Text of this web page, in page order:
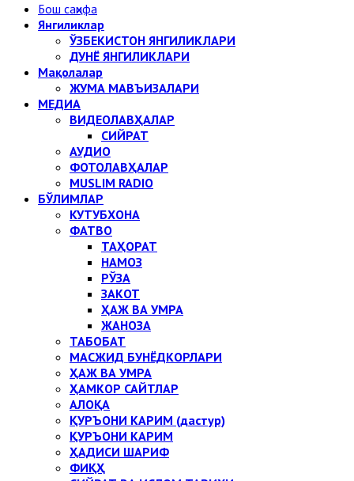
Бош саҳифа
Янгиликлар
ЎЗБЕКИСТОН ЯНГИЛИКЛАРИ
ДУНЁ ЯНГИЛИКЛАРИ
Мақолалар
ЖУМА МАВЪИЗАЛАРИ
МЕДИА
ВИДЕОЛАВҲАЛАР
СИЙРАТ
АУДИО
ФОТОЛАВҲАЛАР
MUSLIM RADIO
БЎЛИМЛАР
КУТУБХОНА
ФАТВО
ТАҲОРАТ
НАМОЗ
РЎЗА
ЗАКОТ
ҲАЖ ВА УМРА
ЖАНОЗА
ТАБОБАТ
МАСЖИД БУНЁДКОРЛАРИ
ҲАЖ ВА УМРА
ҲАМКОР САЙТЛАР
АЛОҚА
ҚУРЪОНИ КАРИМ (дастур)
ҚУРЪОНИ КАРИМ
ҲАДИСИ ШАРИФ
ФИҚҲ